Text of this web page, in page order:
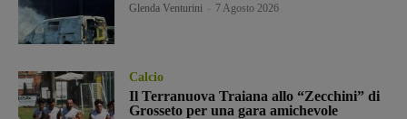
Glenda Venturini 7 Agosto 2026
Calcio
Il Terranuova Traiana allo “Zecchini” di
Grosseto per una gara amichevole